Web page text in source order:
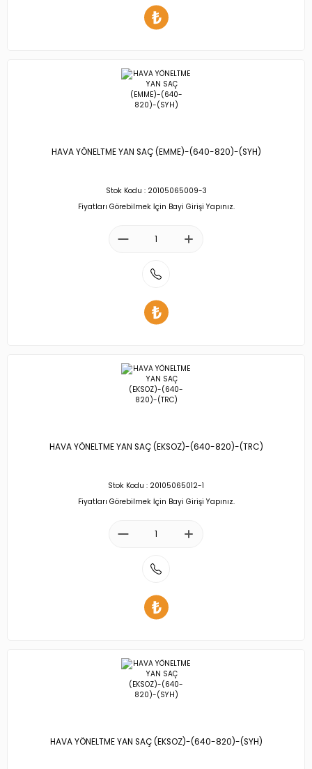
HAVA YÖNELTME YAN SAÇ (EMME)-(640-820)-(SYH)
Stok Kodu : 20105065009-3
Fiyatları Görebilmek İçin Bayi Girişi Yapınız.
HAVA YÖNELTME YAN SAÇ (EKSOZ)-(640-820)-(TRC)
Stok Kodu : 20105065012-1
Fiyatları Görebilmek İçin Bayi Girişi Yapınız.
HAVA YÖNELTME YAN SAÇ (EKSOZ)-(640-820)-(SYH)